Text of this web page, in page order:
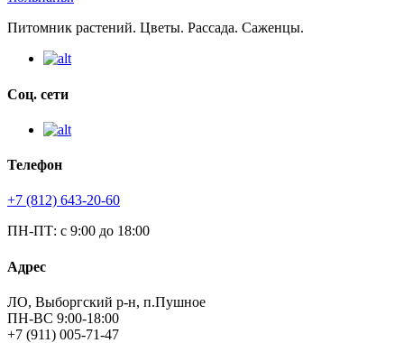
Питомник растений. Цветы. Рассада. Саженцы.
Соц. сети
Телефон
+7 (812) 643-20-60
ПН-ПТ: с 9:00 до 18:00
Адрес
ЛО, Выборгский р-н, п.Пушное
ПН-ВС 9:00-18:00
+7 (911) 005-71-47